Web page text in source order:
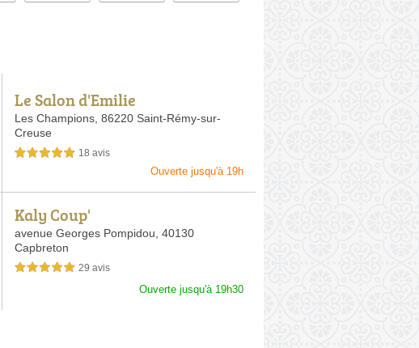
Le Salon d'Emilie
Les Champions, 86220 Saint-Rémy-sur-
Creuse
5,0 étoiles sur 5 18 avis
Ouverte jusqu'à 19h
Kaly Coup'
avenue Georges Pompidou, 40130
Capbreton
5,0 étoiles sur 5 29 avis
Ouverte jusqu'à 19h30